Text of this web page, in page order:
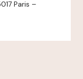
Paris –